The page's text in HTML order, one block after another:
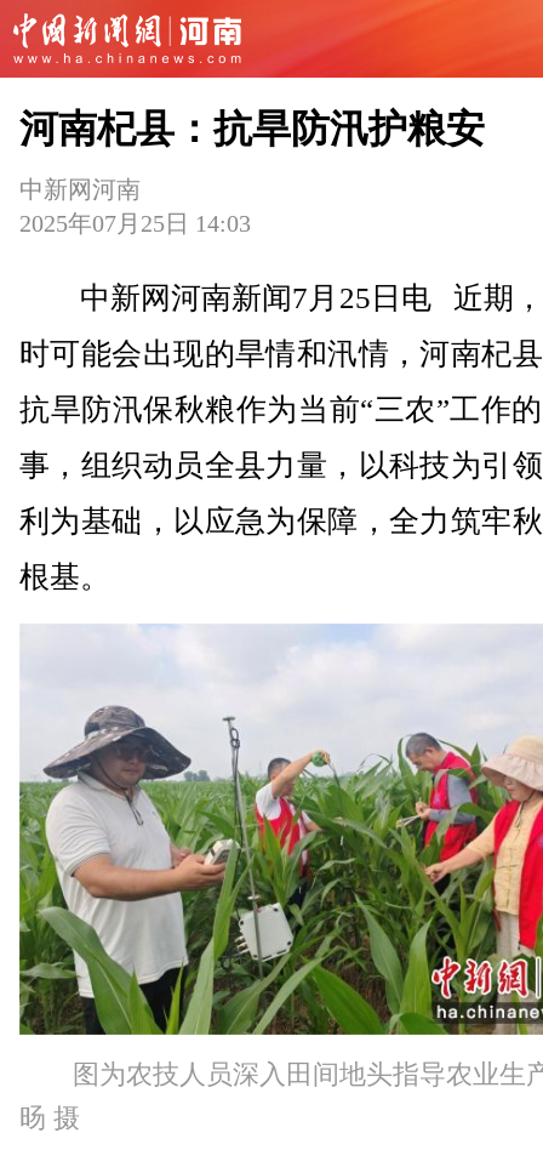
河南杞县：抗旱防汛护粮安
中新网河南
2025年07月25日 14:03
中新网河南新闻7月25日电 近期，
时可能会出现的旱情和汛情，河南杞
抗旱防汛保秋粮作为当前“三农”工作
事，组织动员全县力量，以科技为引
利为基础，以应急为保障，全力筑牢
根基。
图为农技人员深入田间地头指导农业生
旸 摄